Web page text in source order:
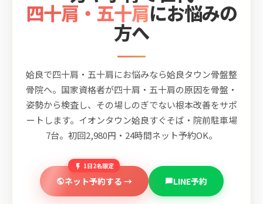
四十肩・五十肩にお悩みの
方へ
姶良で四十肩・五十肩にお悩みなら姶良タウン骨盤整
骨院へ。国家資格者が四十肩・五十肩の原因を骨盤・
姿勢から検査し、その場しのぎでない根本改善をサポ
ートします。イオンタウン姶良すぐそば・院前駐車場
7台。初回2,980円・24時間ネット予約OK。
1日2名限定
ネット予約する → LINE予約